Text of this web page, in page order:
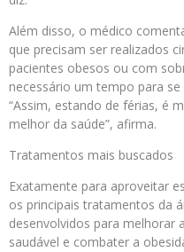
Além disso, o médico
que precisam ser realizados
pacientes obesos ou com
necessário um tempo para
“Assim, estando de férias, é
melhor da saúde”, afirma.
Tratamentos mais buscados
Exatamente para aproveitar
os principais tratamentos da
desenvolvidos para melhorar
saudável e combater a